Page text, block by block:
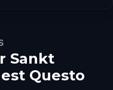
Sankt
Questo